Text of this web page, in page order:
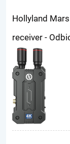
Hollyland
receiver -